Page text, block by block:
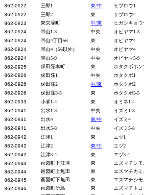
862-0922
三郎1 東/中
サブロウ1
862-0922
三郎2 東
サブロウ2
862-0923
東京塚町 中/東
ヒガシキョ
862-0924
帯山1-3 中央
オビヤマ1-3
862-0924
帯山4丁目56 東
オビヤマ4
862-0924
帯山4（56以外） 中央
オビヤマ4
862-0924
帯山5-9 中央
オビヤマ5-9
862-0925
保田窪本町 東
ホタクボホン
862-0926
保田窪1 中央
ホタクボ1
862-0926
保田窪2 中/東
ホタクボ2
862-0926
保田窪3-5 東
ホタクボ3-5
862-0933
小峯1-4 東
オミネ1-4
862-0941
出水1-3 中央
イズミ1-3
862-0941
出水4 東/中
イズミ4
862-0941
出水5-8 中央
イズミ5-8
862-0942
江津1 東
エヅ1
862-0942
江津2 東/中
エヅ2
862-0942
江津3-4 東
エヅ3-4
862-0943
画図町下江津 東
エズマチシモ
862-0944
画図町上無田 東
エズマチカミ
862-0945
画図町下無田 東
エズマチシモ
862-0946
画図町所島 東
エズマチトコ